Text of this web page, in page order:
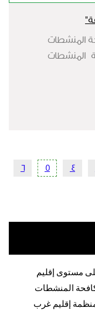
المنشطات
المنشطات
الصفحة
4
Current
5
6
مستوى إقليم
المنشطات
إقليم غرب